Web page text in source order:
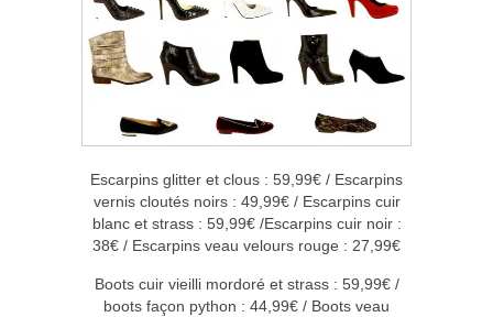
Escarpins glitter et clous : 59,99€ / Escarpins
vernis cloutés noirs : 49,99€ / Escarpins cuir
blanc et strass : 59,99€ /Escarpins cuir noir :
38€ / Escarpins veau velours rouge : 27,99€
Boots cuir vieilli mordoré et strass : 59,99€ /
boots façon python : 44,99€ / Boots veau